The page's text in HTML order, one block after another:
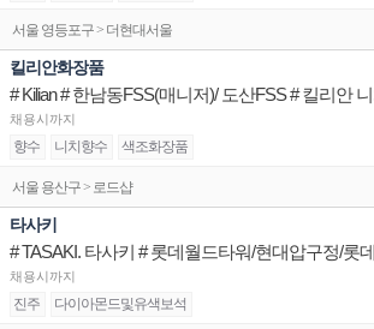
서울 영등포구 > 더현대서울
킬리안화장품
채용시까지
향수 니치향수 색조화장품
서울 용산구 > 로드샵
타사키
채용시까지
진주 다이아몬드및유색보석